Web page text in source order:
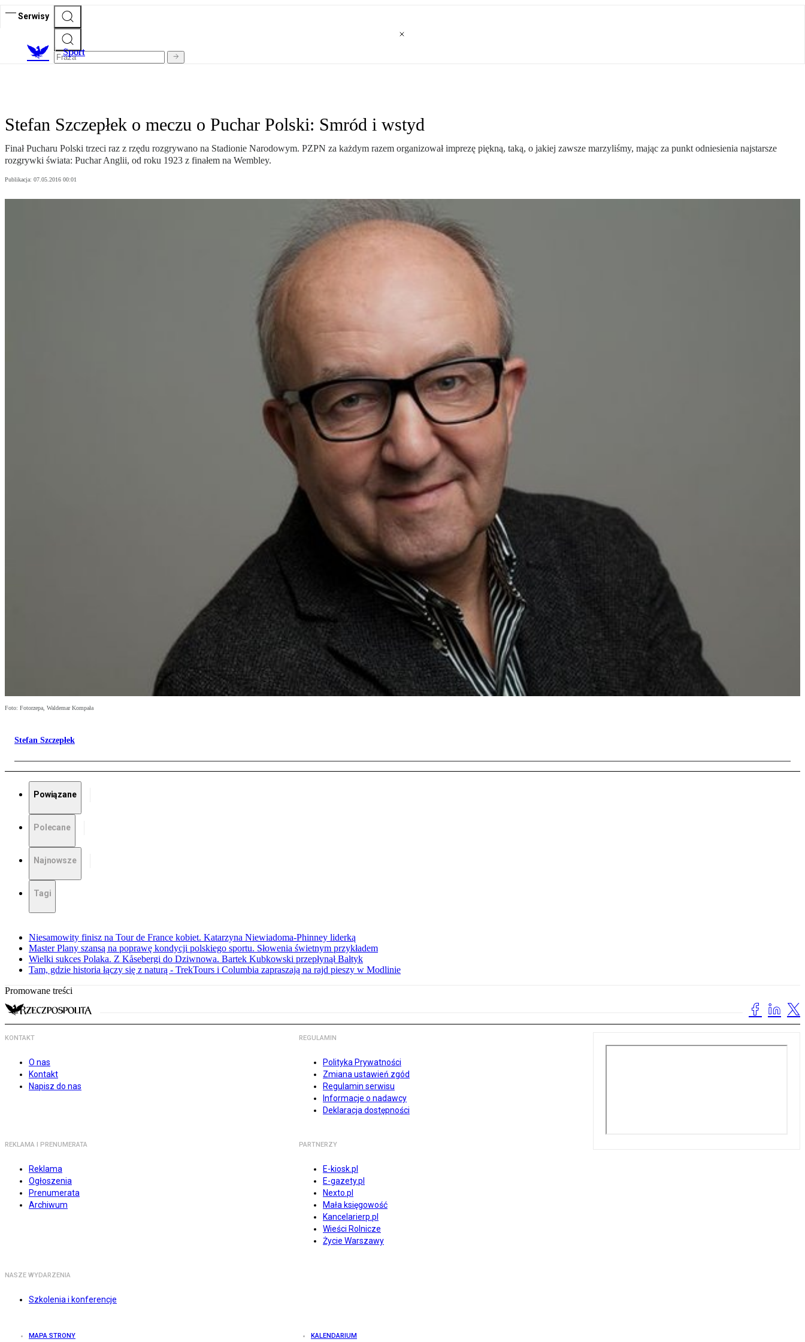
Serwisy
Sport
Stefan Szczepłek o meczu o Puchar Polski: Smród i wstyd
Finał Pucharu Polski trzeci raz z rzędu rozgrywano na Stadionie Narodowym. PZPN za każdym razem organizował imprezę piękną, taką, o jakiej zawsze marzyliśmy, mając za punkt odniesienia najstarsze
rozgrywki świata: Puchar Anglii, od roku 1923 z finałem na Wembley.
Publikacja: 07.05.2016 00:01
Foto: Fotorzepa, Waldemar Kompała
Stefan Szczepłek
Powiązane
Polecane
Najnowsze
Tagi
Niesamowity finisz na Tour de France kobiet. Katarzyna Niewiadoma-Phinney liderką
Master Plany szansą na poprawę kondycji polskiego sportu. Słowenia świetnym przykładem
Wielki sukces Polaka. Z Kåsebergi do Dziwnowa. Bartek Kubkowski przepłynął Bałtyk
Tam, gdzie historia łączy się z naturą - TrekTours i Columbia zapraszają na rajd pieszy w Modlinie
Promowane treści
KONTAKT
O nas
Kontakt
Napisz do nas
REGULAMIN
Polityka Prywatności
Zmiana ustawień zgód
Regulamin serwisu
Informacje o nadawcy
Deklaracja dostępności
REKLAMA I PRENUMERATA
Reklama
Ogłoszenia
Prenumerata
Archiwum
PARTNERZY
E-kiosk.pl
E-gazety.pl
Nexto.pl
Mała księgowość
Kancelarierp.pl
Wieści Rolnicze
Życie Warszawy
NASZE WYDARZENIA
Szkolenia i konferencje
MAPA STRONY KALENDARIUM